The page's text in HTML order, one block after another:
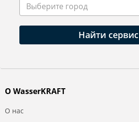
Выберите город
Найти сервис
О WasserKRAFT
О нас